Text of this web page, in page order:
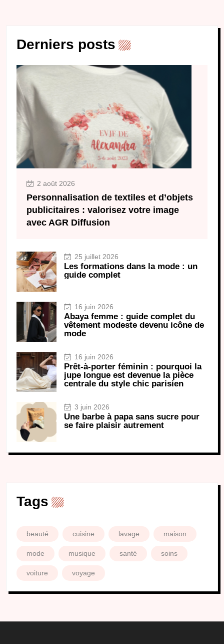
Derniers posts
2 août 2026
Personnalisation de textiles et d’objets
publicitaires : valorisez votre image
avec AGR Diffusion
25 juillet 2026
Les formations dans la mode : un
guide complet
16 juin 2026
Abaya femme : guide complet du
vêtement modeste devenu icône de
mode
16 juin 2026
Prêt-à-porter féminin : pourquoi la
jupe longue est devenue la pièce
centrale du style chic parisien
3 juin 2026
Une barbe à papa sans sucre pour
se faire plaisir autrement
Tags
beauté cuisine lavage maison
mode musique santé soins
voiture voyage